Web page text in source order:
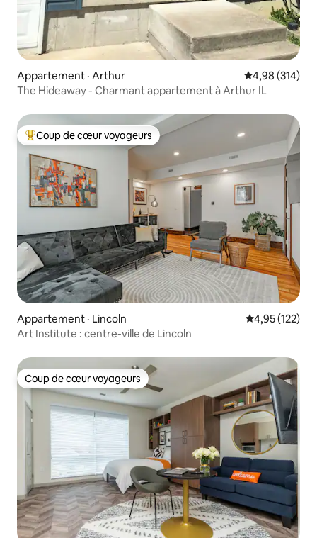
Appartement · Arthur Note
4,98 (314)
The Hideaway - Charmant appartement à Arthur IL
Coup de cœur voyageurs parmi les plus aimés
Coup de cœur voyageurs
Appartement · Lincoln Note
4,95 (122)
Art Institute : centre-ville de Lincoln
Coup de cœur voyageurs
Coup de cœur voyageurs